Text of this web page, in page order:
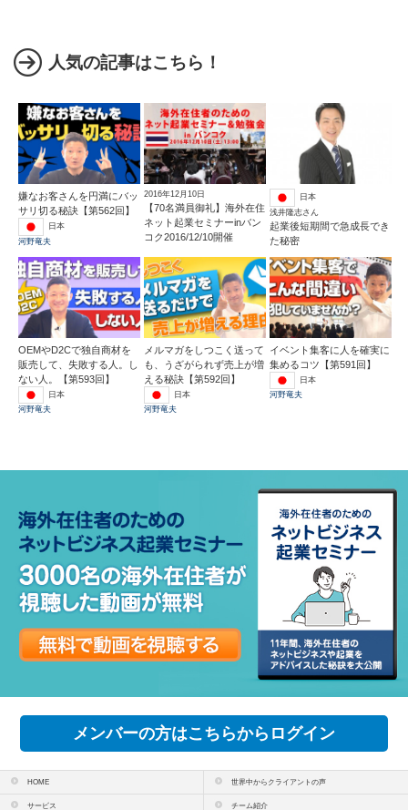
人気の記事はこちら！
嫌なお客さんを円満にバッ
サリ切る秘訣【第562回】
日本
河野竜夫
2016年12月10日
【70名満員御礼】海外在住
ネット起業セミナーinバン
コク2016/12/10開催
日本
浅井隆志さん
起業後短期間で急成長でき
た秘密
OEMやD2Cで独自商材を
販売して、失敗する人。し
ない人。【第593回】
日本
河野竜夫
メルマガをしつこく送って
も、うざがられず売上が増
える秘訣【第592回】
日本
河野竜夫
イベント集客に人を確実に
集めるコツ【第591回】
日本
河野竜夫
メンバーの方はこちらからログイン
HOME 世界中からクライアントの声
サービス チーム紹介